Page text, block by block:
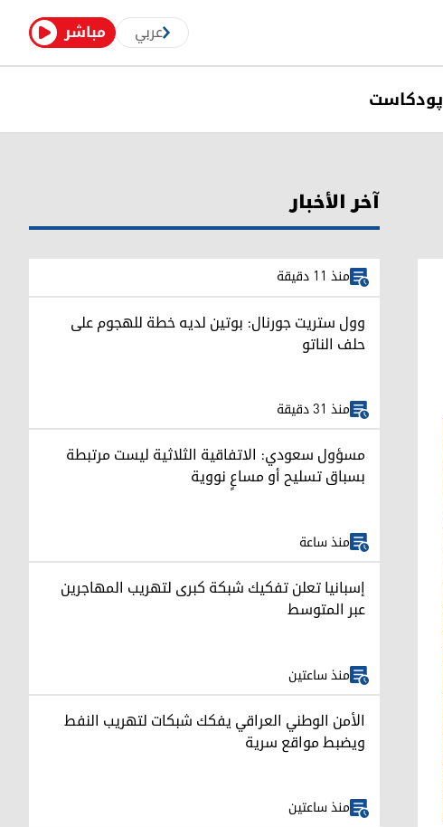
مباشر عربي
پودکاست
آخر الأخبار
منذ 11 دقيقة
وول ستريت جورنال: بوتين لديه خطة للهجوم على
حلف الناتو
منذ 31 دقيقة
مسؤول سعودي: الاتفاقية الثلاثية ليست مرتبطة
بسباق تسليح أو مساعٍ نووية
منذ ساعة
إسبانيا تعلن تفكيك شبكة كبرى لتهريب المهاجرين
عبر المتوسط
منذ ساعتين
الأمن الوطني العراقي يفكك شبكات لتهريب النفط
ويضبط مواقع سرية
منذ ساعتين